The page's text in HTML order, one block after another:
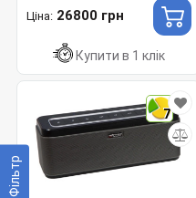
Фільтр
Ціна: 26800 грн
Купити в 1 клік
7